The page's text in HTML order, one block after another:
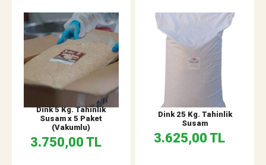
Dink 5 Kg. Tahinlik
Susam x 5 Paket
(Vakumlu)
3.750,00 TL
Dink 25 Kg. Tahinlik
Susam
3.625,00 TL